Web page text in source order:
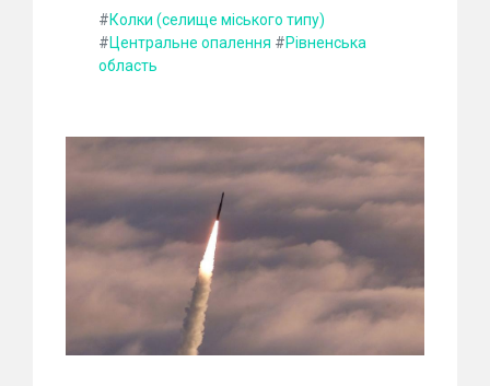
#Колки (селище міського типу)
#Центральне опалення #Рівненська
область